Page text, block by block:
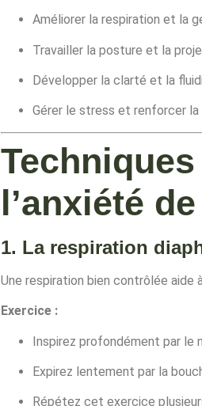
Améliorer la respiration et la
Travailler la posture et la
Développer la clarté et la
Gérer le stress et renforcer la
l’anxiété
1. La respiration
Une respiration bien contrôlée aide
Exercice :
Inspirez profondément par le
Expirez lentement par la
Répétez cet exercice